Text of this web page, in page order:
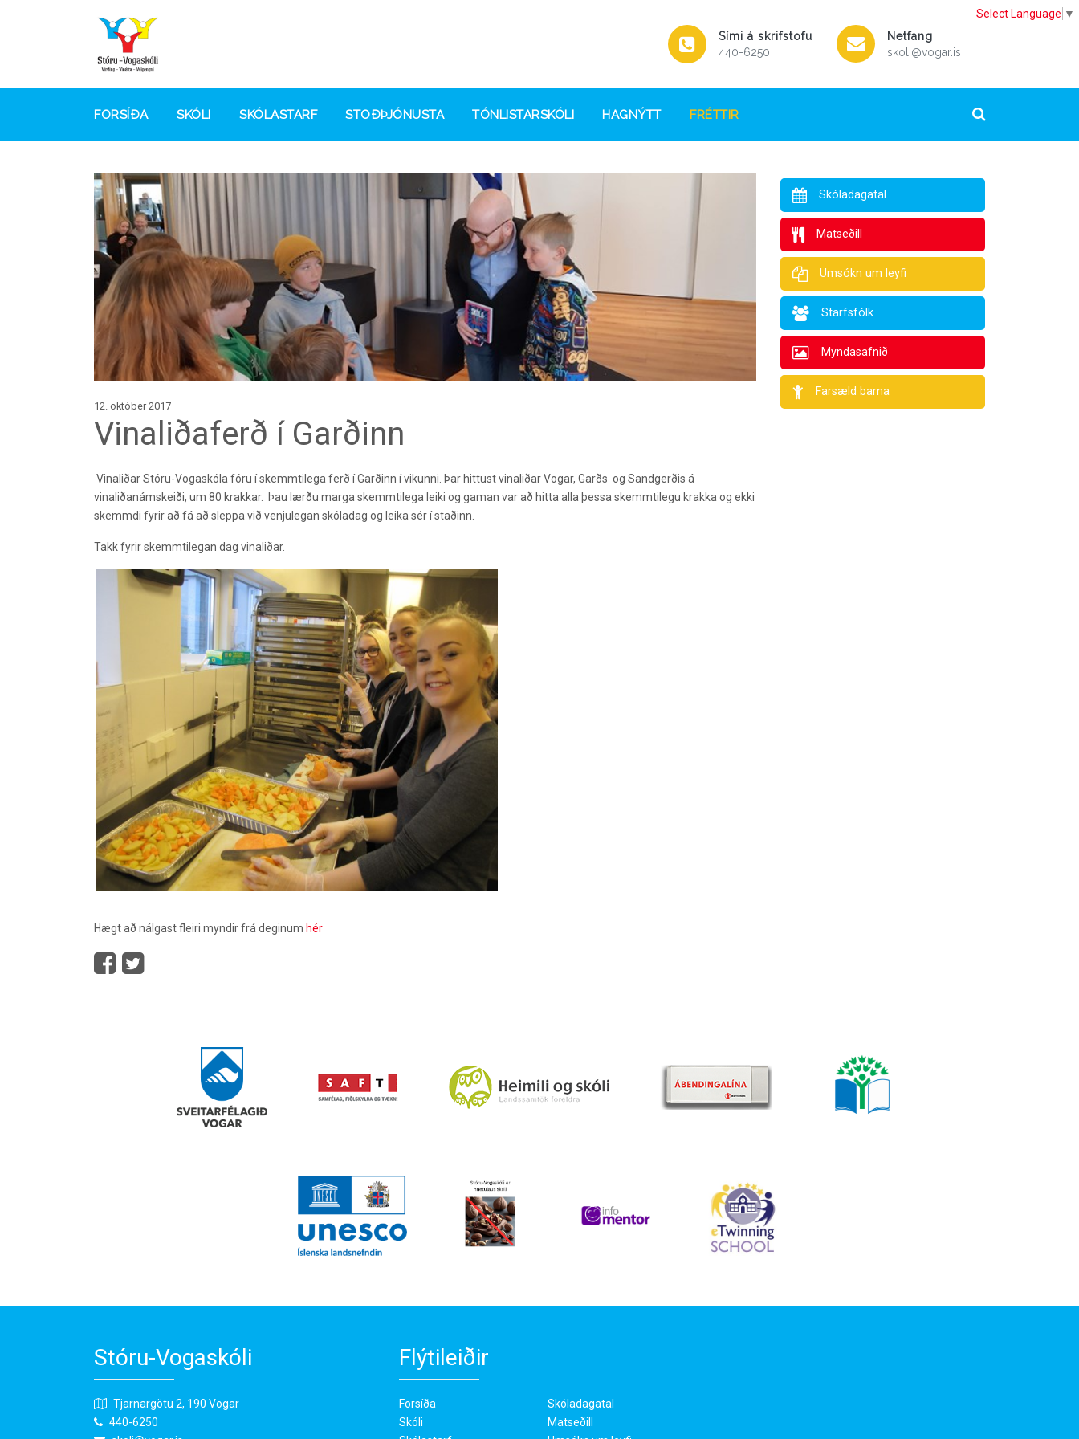
Select Language ▼
Sími á skrifstofu
440-6250
Netfang
skoli@vogar.is
FORSÍÐA SKÓLI SKÓLASTARF STOÐÞJÓNUSTA TÓNLISTARSKÓLI HAGNÝTT FRÉTTIR
12. október 2017
Vinaliðaferð í Garðinn
Vinaliðar Stóru-Vogaskóla fóru í skemmtilega ferð í Garðinn í vikunni. Þar hittust vinaliðar Vogar, Garðs og Sandgerðis á
vinaliðanámskeiði, um 80 krakkar. Þau lærðu marga skemmtilega leiki og gaman var að hitta alla þessa skemmtilegu krakka og ekki
skemmdi fyrir að fá að sleppa við venjulegan skóladag og leika sér í staðinn.
Takk fyrir skemmtilegan dag vinaliðar.
Hægt að nálgast fleiri myndir frá deginum hér
Skóladagatal
Matseðill
Umsókn um leyfi
Starfsfólk
Myndasafnið
Farsæld barna
Stóru-Vogaskóli
Tjarnargötu 2, 190 Vogar
440-6250
Flýtileiðir
Forsíða
Skóli
Skóladagatal
Matseðill